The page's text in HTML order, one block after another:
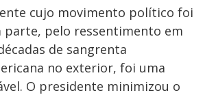
cujo movimento político foi
parte, pelo ressentimento em
de sangrenta
no exterior, foi uma
O presidente minimizou o